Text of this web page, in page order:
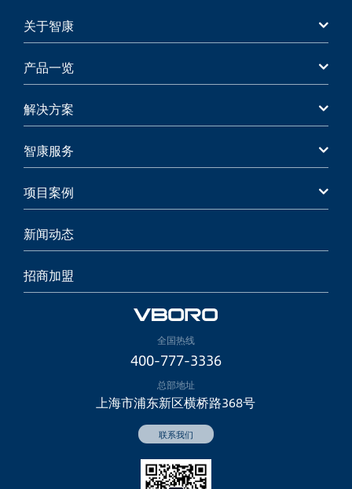
关于智康
产品一览
解决方案
智康服务
项目案例
新闻动态
招商加盟
全国热线
400-777-3336
总部地址
上海市浦东新区横桥路368号